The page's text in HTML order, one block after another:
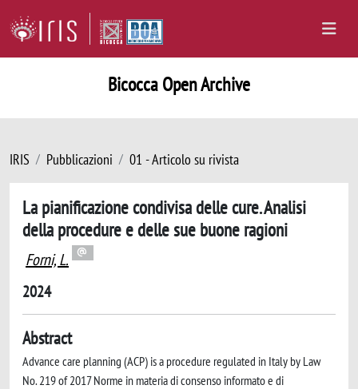
Bicocca Open Archive
IRIS Pubblicazioni 01 - Articolo su rivista
La pianificazione condivisa delle cure. Analisi
della procedure e delle sue buone ragioni
Forni, L.
2024
Abstract
Advance care planning (ACP) is a procedure regulated in Italy by Law
No. 219 of 2017 Norme in materia di consenso informato e di